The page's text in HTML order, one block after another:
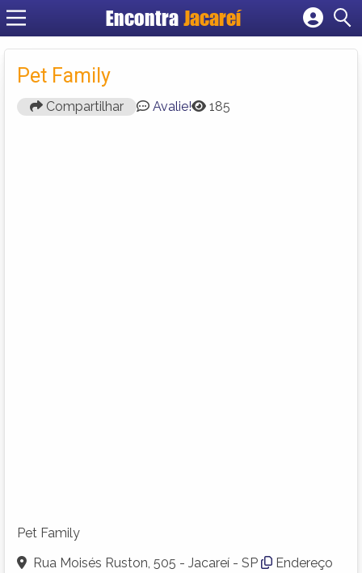
Encontra Jacareí
Cadastrar empresa
Pet Family
Compartilhar Avalie! 185
Pet Family
Rua Moisés Ruston, 505 - Jacareí - SP
Endereço